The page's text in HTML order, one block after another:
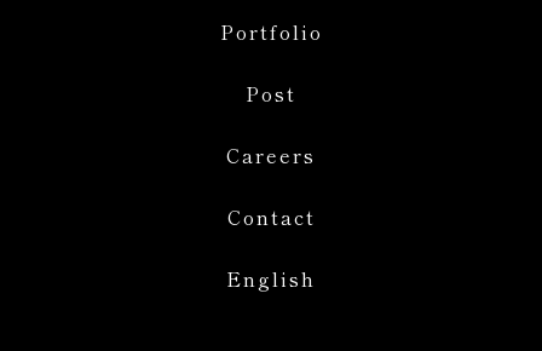
Portfolio
Post
Careers
Contact
English